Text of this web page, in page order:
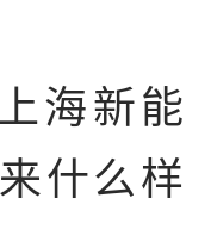
海新能
什么样